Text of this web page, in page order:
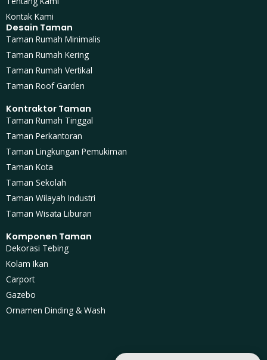
Kontak Kami
Desain Taman
Taman Rumah Minimalis
Taman Rumah Kering
Taman Rumah Vertikal
Taman Roof Garden
Kontraktor Taman
Taman Rumah Tinggal
Taman Perkantoran
Taman Lingkungan Pemukiman
Taman Kota
Taman Sekolah
Taman Wilayah Industri
Taman Wisata Liburan
Komponen Taman
Dekorasi Tebing
Kolam Ikan
Carport
Gazebo
Ornamen Dinding & Wash